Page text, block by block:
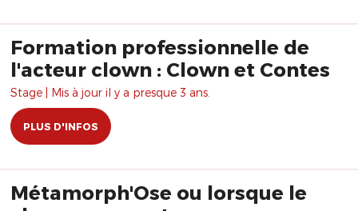
Formation professionnelle de
l'acteur clown : Clown et Contes
Stage | Mis à jour il y a presque 3 ans.
PLUS D'INFOS
Métamorph'Ose ou lorsque le